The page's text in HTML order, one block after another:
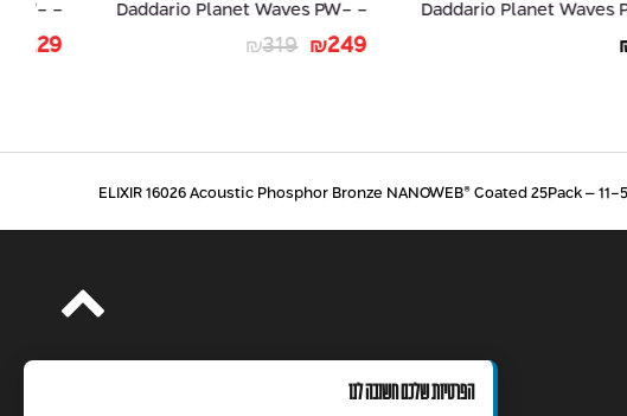
- Daddario Planet Waves PW-
249
- Daddario Planet Waves PW-
AMSK-20
289 ₪229
הפרטיות שלכם חשובה לנו